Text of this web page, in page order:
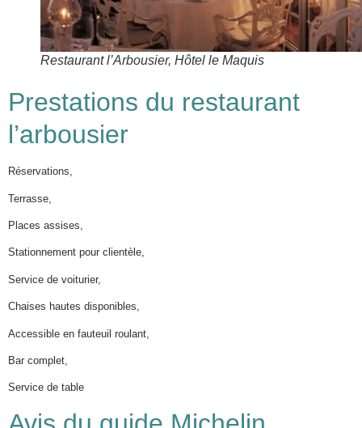
Restaurant l’Arbousier, Hôtel le Maquis
Prestations du restaurant
l’arbousier
Réservations,
Terrasse,
Places assises,
Stationnement pour clientèle,
Service de voiturier,
Chaises hautes disponibles,
Accessible en fauteuil roulant,
Bar complet,
Service de table